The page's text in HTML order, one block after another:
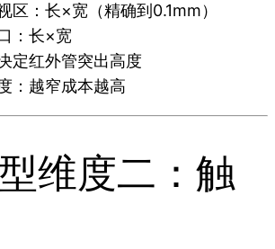
区：长×宽（精确到0.1mm）
：长×宽
定红外管突出高度
：越窄成本越高
维度二：触